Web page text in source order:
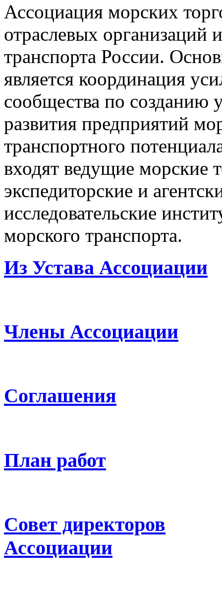
Ассоциация морских
отраслевых организаций
транспорта России.
является координация
сообщества по созданию
развития предприятий
транспортного
входят ведущие морские
экспедиторские и
исследовательские
морского транспорта.
Из Устава Ассоциации
Члены Ассоциации
Соглашения
План работ
Совет директоров
Ассоциации